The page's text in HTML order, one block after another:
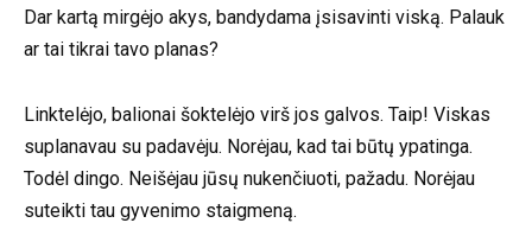
Dar kartą mirgėjo akys, bandydama įsisavinti viską. Palauk
ar tai tikrai tavo planas?
Linktelėjo, balionai šoktelėjo virš jos galvos. Taip! Viskas
suplanavau su padavėju. Norėjau, kad tai būtų ypatinga.
Todėl dingo. Neišėjau jūsų nukenčiuoti, pažadu. Norėjau
suteikti tau gyvenimo staigmeną.